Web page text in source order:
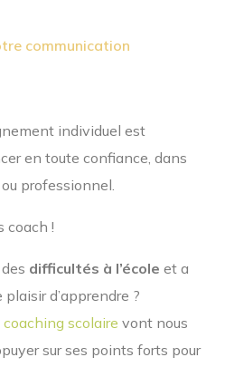
communication
individuel est
en toute confiance, dans
professionnel.
coach !
difficultés à l’école et a
d’apprendre ?
coaching scolaire vont nous
sur ses points forts pour